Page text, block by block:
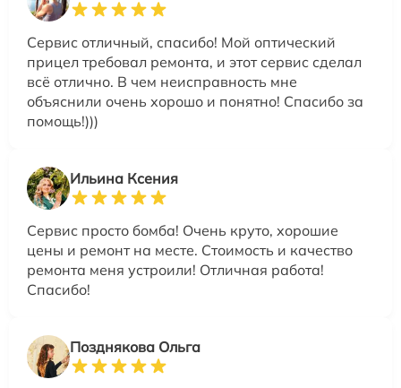
Сервис отличный, спасибо! Мой оптический
прицел требовал ремонта, и этот сервис сделал
всё отлично. В чем неисправность мне
объяснили очень хорошо и понятно! Спасибо за
помощь!)))
Ильина Ксения
Сервис просто бомба! Очень круто, хорошие
цены и ремонт на месте. Стоимость и качество
ремонта меня устроили! Отличная работа!
Спасибо!
Позднякова Ольга